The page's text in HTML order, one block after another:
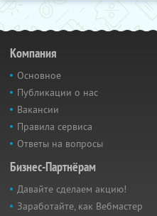
Компания
Основное
Публикации о нас
Вакансии
Правила сервиса
Ответы на вопросы
Бизнес-Партнёрам
Давайте сделаем акцию!
Заработайте, как Вебмастер